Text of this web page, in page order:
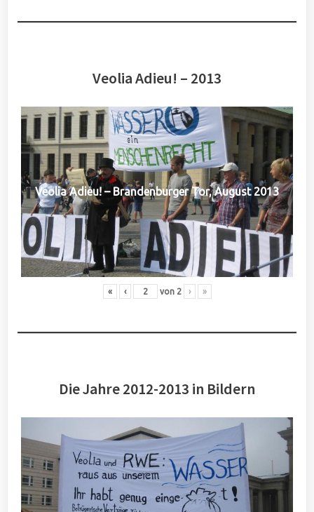
Veolia Adieu! – 2013
Veolia Adieu! – Brandenburger Tor, August 2013
« ‹ von 2 › »
Die Jahre 2012-2013 in Bildern